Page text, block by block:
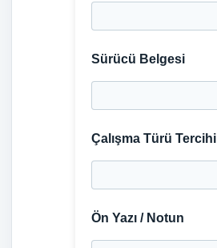
Sürücü Belgesi
Çalışma Türü Tercihi
Ön Yazı / Notun